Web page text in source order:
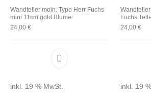
Wandteller moin. Typo Herr Fuchs
mini 11cm gold Blume
24,00€
inkl. 19 % MwSt.
Fuchs
24,00 €
inkl. 19